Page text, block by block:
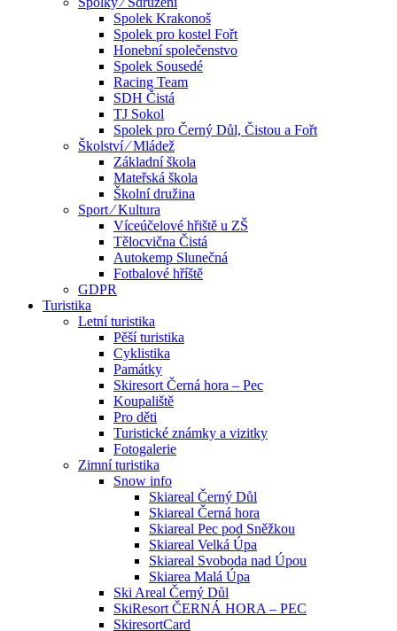
Spolek Krakonoš
Spolek pro kostel Fořt
Honební společenstvo
Spolek Sousedé
Racing Team
SDH Čistá
TJ Sokol
Spolek pro Černý Důl, Čistou a Fořt
Školství ⁄ Mládež
Základní škola
Mateřská škola
Školní družina
Sport ⁄ Kultura
Víceúčelové hřiště u ZŠ
Tělocvična Čistá
Autokemp Slunečná
Fotbalové hříště
GDPR
Turistika
Letní turistika
Pěší turistika
Cyklistika
Památky
Skiresort Černá hora – Pec
Koupaliště
Pro děti
Turistické známky a vizitky
Fotogalerie
Zimní turistika
Snow info
Skiareal Černý Důl
Skiareal Černá hora
Skiareal Pec pod Sněžkou
Skiareal Velká Úpa
Skiareal Svoboda nad Úpou
Skiarea Malá Úpa
Ski Areal Černý Důl
SkiResort ČERNÁ HORA – PEC
SkiresortCard